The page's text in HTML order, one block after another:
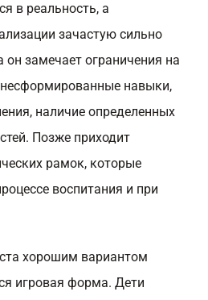
в реальность, а
зачастую сильно
замечает ограничения на
навыки,
наличие определенных
Позже приходит
рамок, которые
воспитания и при
хорошим вариантом
игровая форма. Дети